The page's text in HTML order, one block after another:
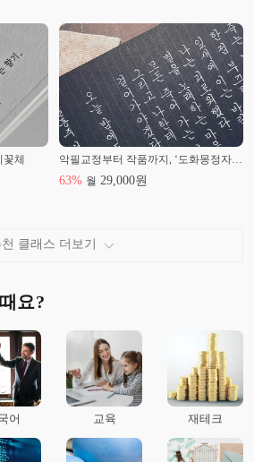
꽃체
63% 월 29,000원
클래스 더보기
요?
어 교육 재테크